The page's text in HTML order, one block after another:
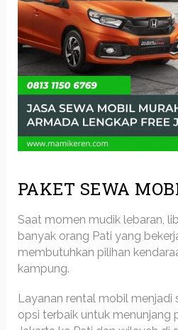
PAKET SEWA
Saat momen mudik lebaran,
banyak orang Pati yang
membutuhkan pilihan
kampung.
Layanan rental mobil menjadi
opsi terbaik untuk menunjang